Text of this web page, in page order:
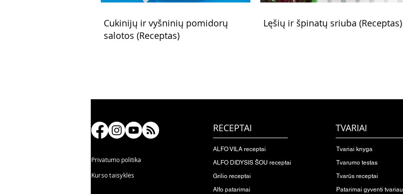
Cukinijų ir vyšninių pomidorų
salotos (Receptas)
Lęšių ir špinatų sriuba (Receptas)
Privatumo politika
Kurso taisyklės
RECEPTAI
ALFO VILA receptai
ALFO DIDYSIS ŠOU receptai
Grilio receptai
Alfo patarimai
TVARIAI
Tvariai knyga
Tvarumo testas
Tvarūs receptai
Patarimai gyventi tvariau